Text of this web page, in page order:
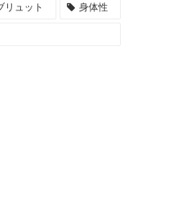
リュット 身体性